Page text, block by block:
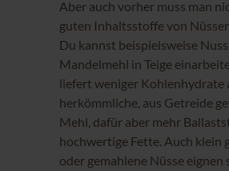
Aber auch vorher muss man
guten Inhaltsstoffe von
Du kannst beispielsweise
Mandelmehl in Teige
liefert weniger Kohlenhydrate
herkömmliche, aus Getreide
Mehl, dafür aber mehr
hochwertige Fette. Auch klein
oder gemahlene Nüsse eignen